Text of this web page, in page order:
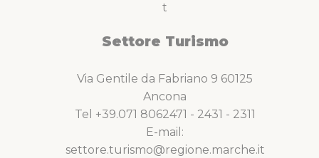
t
Settore Turismo
Via Gentile da Fabriano 9 60125
Ancona
Tel +39.071 8062471 - 2431 - 2311
E-mail:
settore.turismo@regione.marche.it